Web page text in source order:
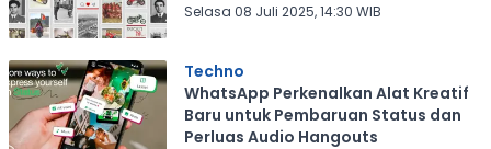
Selasa 08 Juli 2025, 14:30 WIB
Techno
WhatsApp Perkenalkan Alat Kreatif
Baru untuk Pembaruan Status dan
Perluas Audio Hangouts